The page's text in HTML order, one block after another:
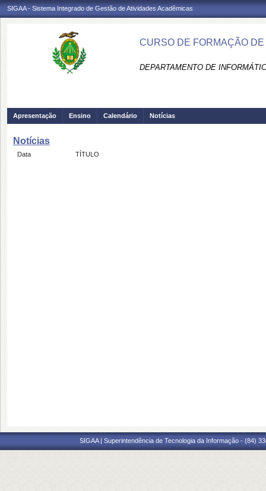
SIGAA - Sistema Integrado de Gestão de Atividades Acadêmicas
CURSO DE FORMAÇÃO
DEPARTAMENTO DE
Apresentação Ensino Calendário Notícias
Notícias
Data TÍTULO
SIGAA | Superintendência de Tecnologia da Informação - (84)